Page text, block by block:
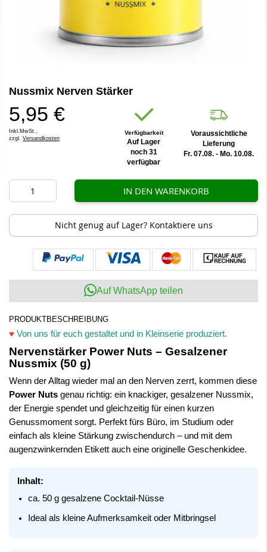
Anfang
Bildergalerie
springen
Nussmix Nerven Stärker
5,95 €
Inkl.MwSt.,
zzgl. Versandkosten
Verfügbarkeit
Auf Lager
noch 31
verfügbar
Voraussichtliche
Lieferung
Fr. 07.08. - Mo. 10.08.
IN DEN WARENKORB
Nicht genug auf Lager? Kontaktiere uns
Auf WhatsApp teilen
PRODUKTBESCHREIBUNG
♥ Von uns für euch gestaltet und in Kleinserie produziert.
Nervenstärker Power Nuts – Gesalzener
Nussmix (50 g)
Wenn der Alltag wieder mal an den Nerven zerrt, kommen diese
Power Nuts genau richtig: ein knackiger, gesalzener Nussmix,
der Energie spendet und gleichzeitig für einen kurzen
Genussmoment sorgt. Perfekt fürs Büro, im Studium oder
einfach als kleine Stärkung zwischendurch – und mit dem
augenzwinkernden Etikett auch eine originelle Geschenkidee.
Inhalt:
ca. 50 g gesalzene Cocktail-Nüsse
Ideal als kleine Aufmerksamkeit oder Mitbringsel